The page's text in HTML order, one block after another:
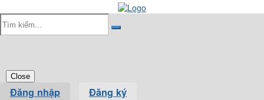
Close
Đăng nhập Đăng ký